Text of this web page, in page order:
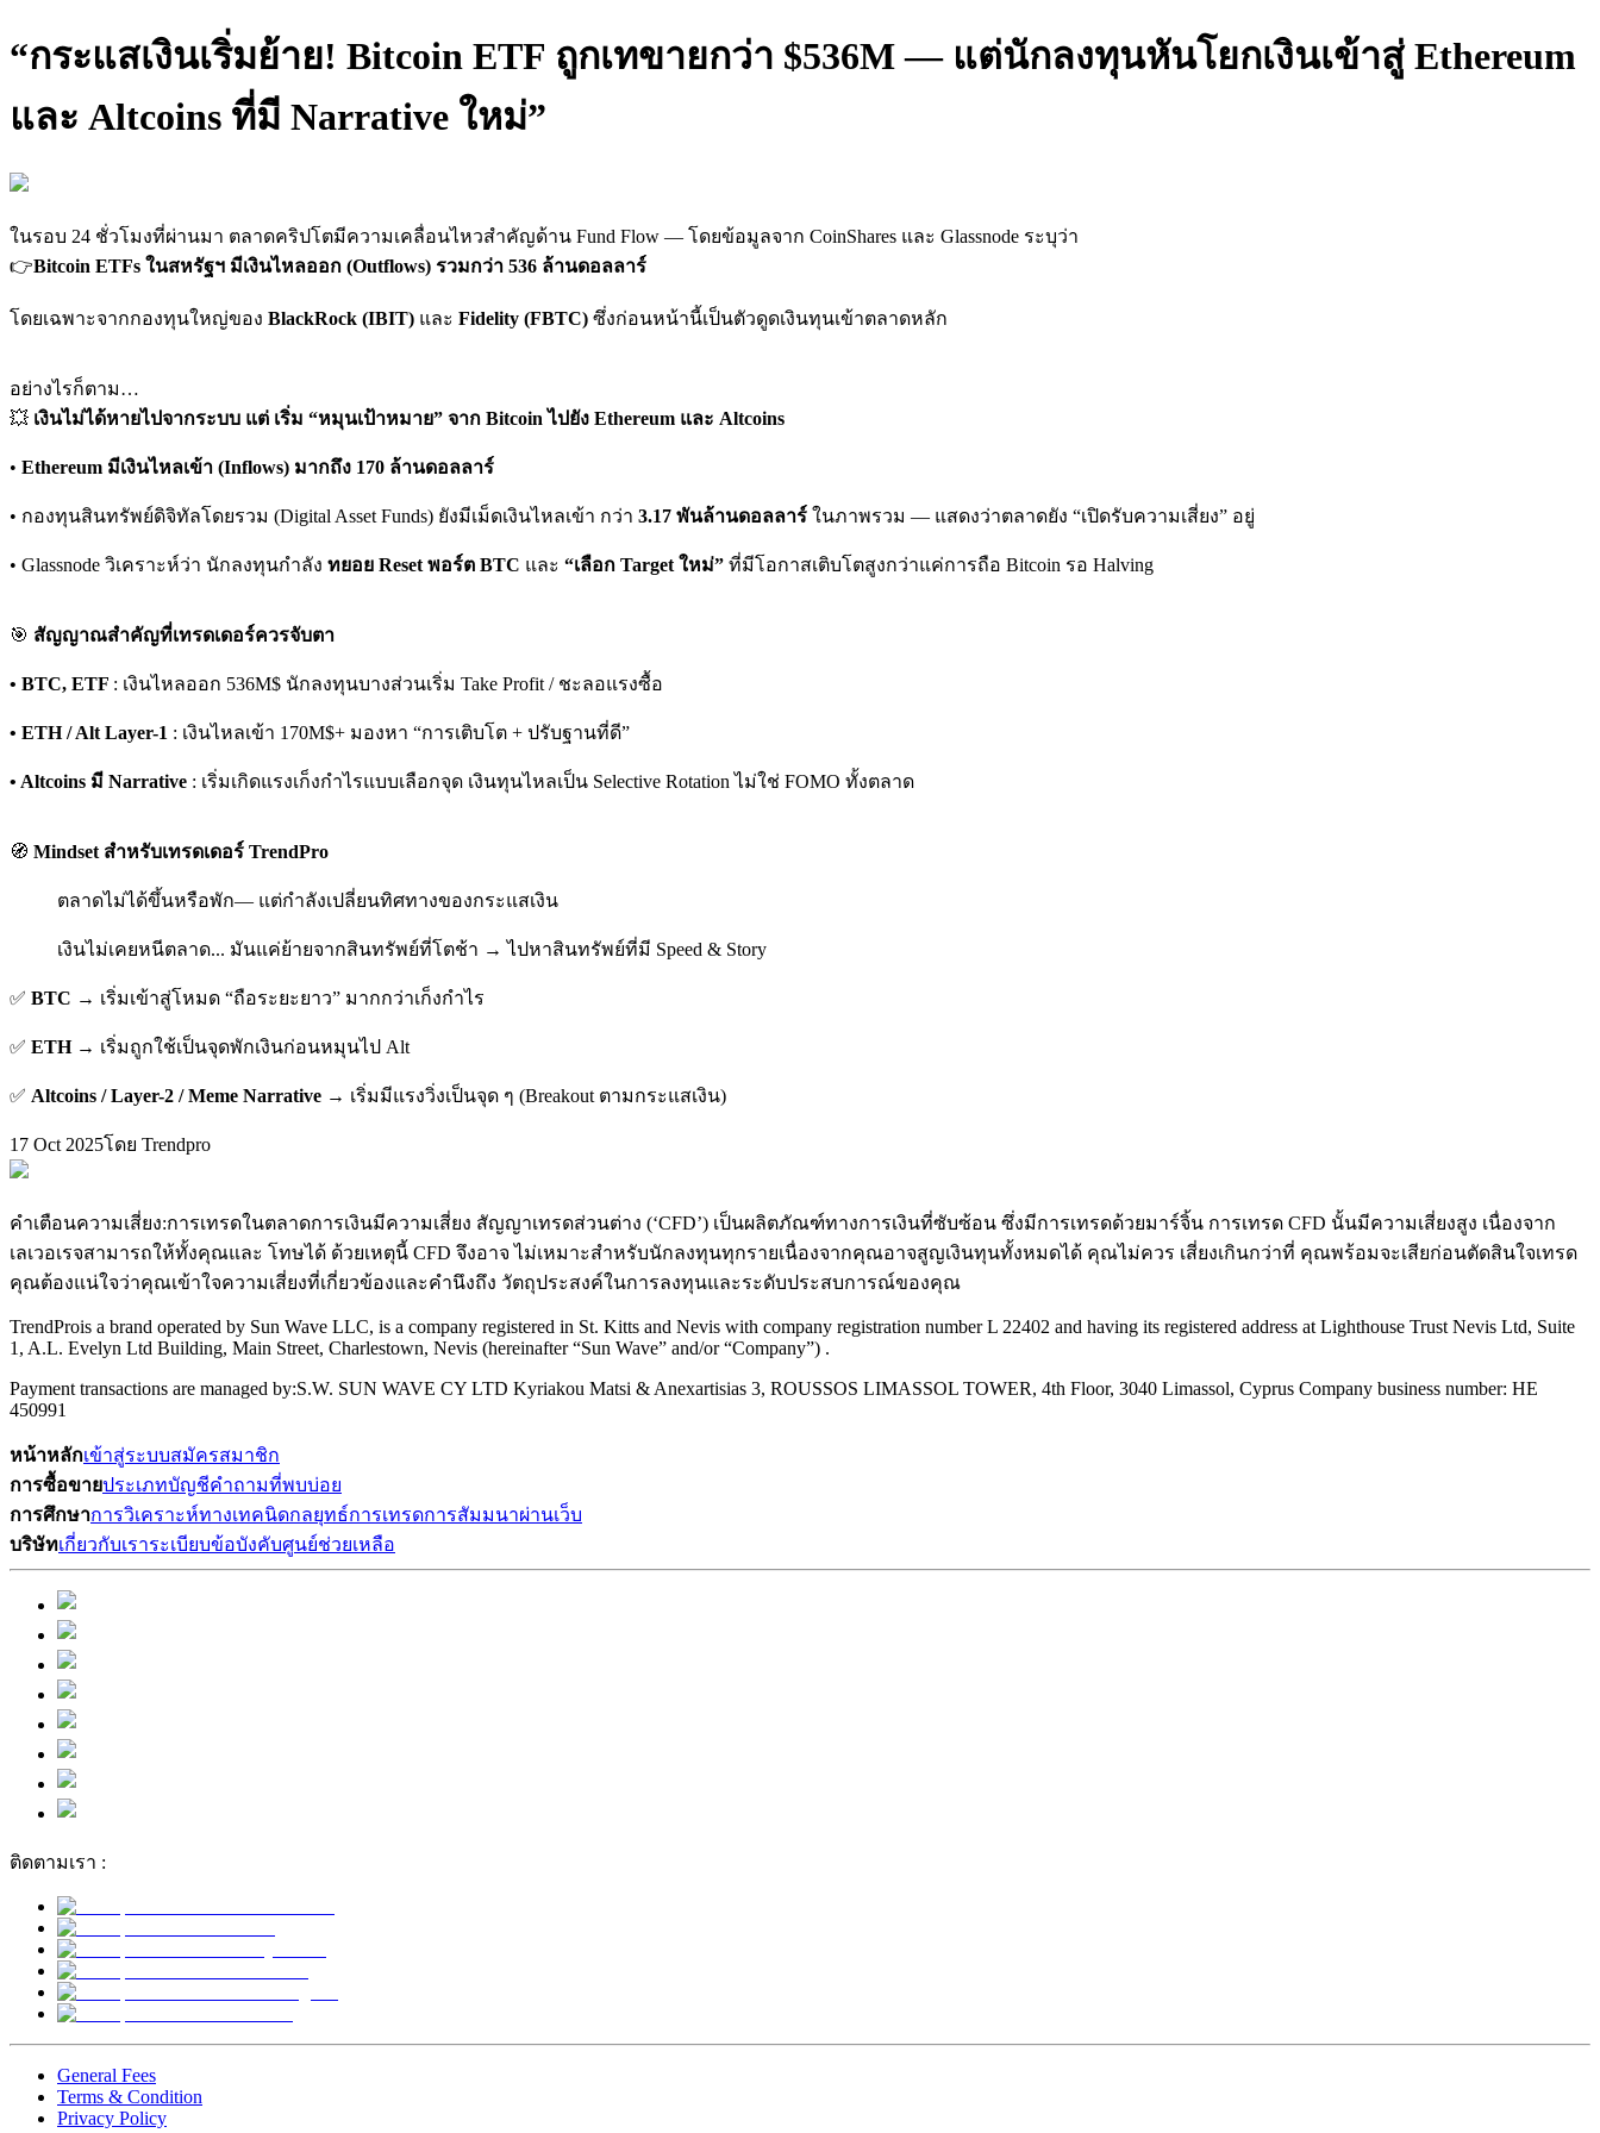
“กระแสเงินเริ่มย้าย! Bitcoin ETF ถูกเทขายกว่า $536M — แต่นักลงทุนหันโยกเงินเข้าสู่ Ethereum
และ Altcoins ที่มี Narrative ใหม่”
ในรอบ 24 ชั่วโมงที่ผ่านมา ตลาดคริปโตมีความเคลื่อนไหวสำคัญด้าน Fund Flow — โดยข้อมูลจาก CoinShares และ Glassnode ระบุว่า
👉Bitcoin ETFs ในสหรัฐฯ มีเงินไหลออก (Outflows) รวมกว่า 536 ล้านดอลลาร์
โดยเฉพาะจากกองทุนใหญ่ของ BlackRock (IBIT) และ Fidelity (FBTC) ซึ่งก่อนหน้านี้เป็นตัวดูดเงินทุนเข้าตลาดหลัก
อย่างไรก็ตาม…
💥 เงินไม่ได้หายไปจากระบบ แต่ เริ่ม “หมุนเป้าหมาย” จาก Bitcoin ไปยัง Ethereum และ Altcoins
• Ethereum มีเงินไหลเข้า (Inflows) มากถึง 170 ล้านดอลลาร์
• กองทุนสินทรัพย์ดิจิทัลโดยรวม (Digital Asset Funds) ยังมีเม็ดเงินไหลเข้า กว่า 3.17 พันล้านดอลลาร์ ในภาพรวม — แสดงว่าตลาดยัง “เปิดรับความเสี่ยง” อยู่
• Glassnode วิเคราะห์ว่า นักลงทุนกำลัง ทยอย Reset พอร์ต BTC และ “เลือก Target ใหม่” ที่มีโอกาสเติบโตสูงกว่าแค่การถือ Bitcoin รอ Halving
🎯 สัญญาณสำคัญที่เทรดเดอร์ควรจับตา
• BTC, ETF : เงินไหลออก 536M$ นักลงทุนบางส่วนเริ่ม Take Profit / ชะลอแรงซื้อ
• ETH / Alt Layer-1 : เงินไหลเข้า 170M$+ มองหา “การเติบโต + ปรับฐานที่ดี”
• Altcoins มี Narrative : เริ่มเกิดแรงเก็งกำไรแบบเลือกจุด เงินทุนไหลเป็น Selective Rotation ไม่ใช่ FOMO ทั้งตลาด
🧭 Mindset สำหรับเทรดเดอร์ TrendPro
ตลาดไม่ได้ขึ้นหรือพัก— แต่กำลังเปลี่ยนทิศทางของกระแสเงิน
เงินไม่เคยหนีตลาด... มันแค่ย้ายจากสินทรัพย์ที่โตช้า → ไปหาสินทรัพย์ที่มี Speed & Story
✅ BTC → เริ่มเข้าสู่โหมด “ถือระยะยาว” มากกว่าเก็งกำไร
✅ ETH → เริ่มถูกใช้เป็นจุดพักเงินก่อนหมุนไป Alt
✅ Altcoins / Layer-2 / Meme Narrative → เริ่มมีแรงวิ่งเป็นจุด ๆ (Breakout ตามกระแสเงิน)
17 Oct 2025โดย Trendpro
คำเตือนความเสี่ยง:การเทรดในตลาดการเงินมีความเสี่ยง สัญญาเทรดส่วนต่าง (‘CFD’) เป็นผลิตภัณฑ์ทางการเงินที่ซับซ้อน ซึ่งมีการเทรดด้วยมาร์จิ้น การเทรด CFD นั้นมีความเสี่ยงสูง เนื่องจาก
เลเวอเรจสามารถให้ทั้งคุณและ โทษได้ ด้วยเหตุนี้ CFD จึงอาจ ไม่เหมาะสำหรับนักลงทุนทุกรายเนื่องจากคุณอาจสูญเงินทุนทั้งหมดได้ คุณไม่ควร เสี่ยงเกินกว่าที่ คุณพร้อมจะเสียก่อนตัดสินใจเทรด
คุณต้องแน่ใจว่าคุณเข้าใจความเสี่ยงที่เกี่ยวข้องและคำนึงถึง วัตถุประสงค์ในการลงทุนและระดับประสบการณ์ของคุณ
TrendProis a brand operated by Sun Wave LLC, is a company registered in St. Kitts and Nevis with company registration number L 22402 and having its registered address at Lighthouse Trust Nevis Ltd, Suite
1, A.L. Evelyn Ltd Building, Main Street, Charlestown, Nevis (hereinafter “Sun Wave” and/or “Company”) .
Payment transactions are managed by:S.W. SUN WAVE CY LTD Kyriakou Matsi & Anexartisias 3, ROUSSOS LIMASSOL TOWER, 4th Floor, 3040 Limassol, Cyprus Company business number: HE
450991
หน้าหลักเข้าสู่ระบบสมัครสมาชิก
การซื้อขายประเภทบัญชีคำถามที่พบบ่อย
การศึกษาการวิเคราะห์ทางเทคนิดกลยุทธ์การเทรดการสัมมนาผ่านเว็บ
บริษัทเกี่ยวกับเราระเบียบข้อบังคับศูนย์ช่วยเหลือ
ติดตามเรา :
General Fees
Terms & Condition
Privacy Policy